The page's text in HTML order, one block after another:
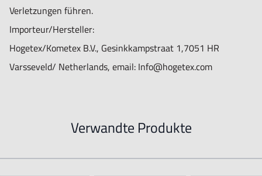
Verletzungen führen.
Importeur/Hersteller:
Hogetex/Kometex B.V., Gesinkkampstraat 1,7051 HR
Varsseveld/ Netherlands, email: Info@hogetex.com
Verwandte Produkte